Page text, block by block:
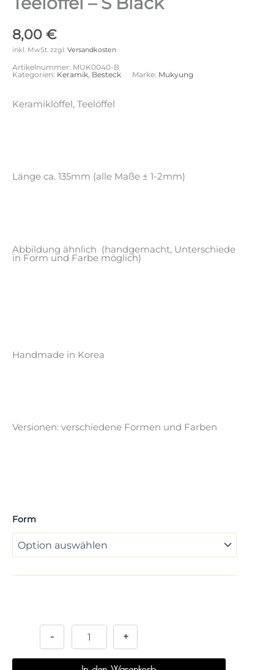
8,00 €
inkl. MwSt. zzgl. Versandkosten
Artikelnummer: MUK0040-B
Kategorien: Keramik Besteck Marke: Mukyung
Keramiklöffel, Teelöffel
Länge ca. 135mm (alle Maße ± 1-2mm)
Abbildung ähnlich (handgemacht, Unterschiede
in Form und Farbe möglich)
Handmade in Korea
Versionen: verschiedene Formen und Farben
Form
- +